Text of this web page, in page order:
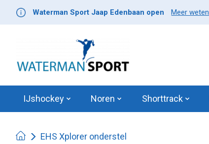
Waterman Sport Jaap Edenbaan open Meer weten
IJshockey Noren Shorttrack
EHS Xplorer onderstel